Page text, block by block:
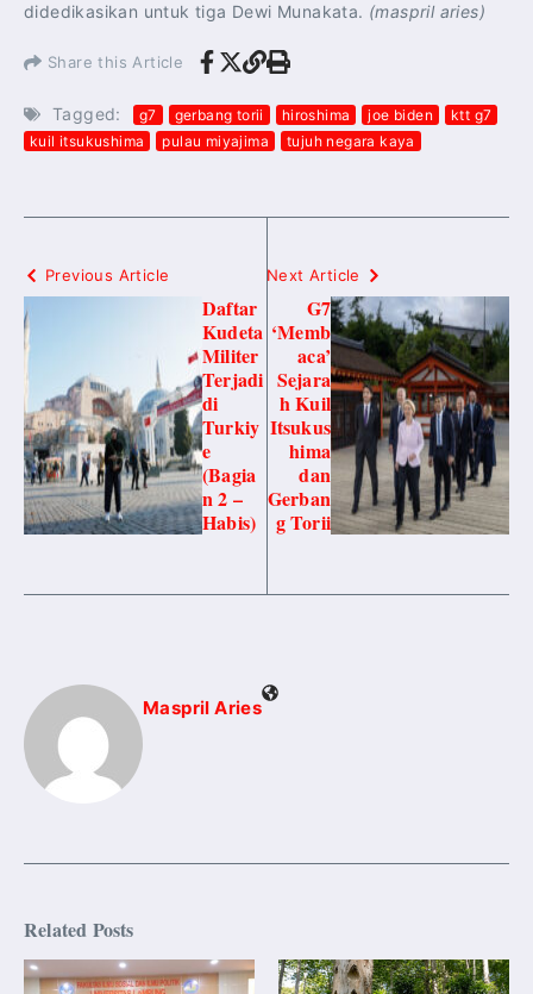
didedikasikan untuk tiga Dewi Munakata. (maspril aries)
Share this Article
Tagged: g7 gerbang torii hiroshima joe biden
ktt g7
kuil itsukushima
pulau miyajima tujuh negara kaya
Previous Article
Daftar
Kudeta
Militer
Terjadi
di
Turkiy
e
(Bagia
n 2 –
Habis)
Next Article
G7
‘Memb
aca’
Sejara
h Kuil
Itsukus
hima
dan
Gerban
g Torii
Maspril Aries
Related Posts